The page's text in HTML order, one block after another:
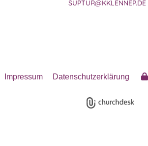
SUPTUR@KKLENNEP.DE
Impressum Datenschutzerklärung